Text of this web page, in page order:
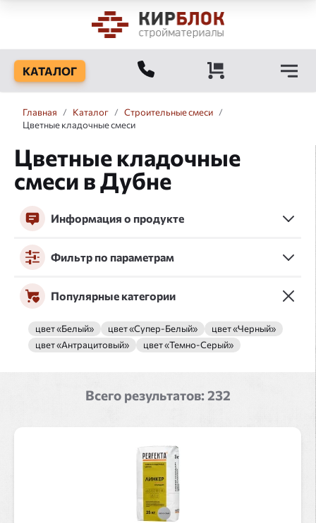
КАТАЛОГ
Главная / Каталог / Строительные смеси /
Цветные кладочные смеси
Цветные кладочные
смеси в Дубне
Информация о продукте
Фильтр по параметрам
Популярные категории
цвет «Белый» цвет «Супер-Белый»
цвет «Черный»
цвет «Антрацитовый»
цвет «Темно-Серый»
Всего результатов:232